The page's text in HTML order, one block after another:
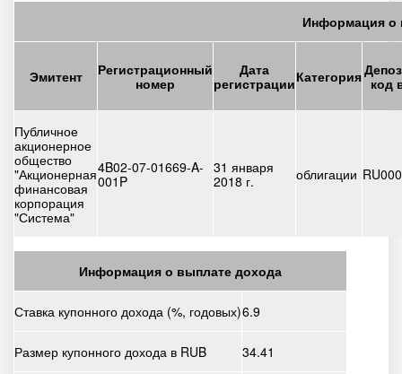
Информация о
Эмитент
Регистрационный
номер
Дата
регистрацииКатегория код
Публичное
акционерное
общество
"Акционерная
финансовая
корпорация
"Система"
4B02-07-01669-A-
001P
31 января
2018 г.
облигации
Информация о выплате дохода
Ставка купонного дохода (%, годовых)6.9
Размер купонного дохода в RUB 34.41